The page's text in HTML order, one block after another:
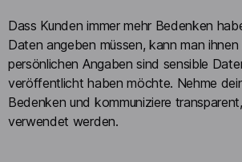
Dass Kunden immer mehr Bedenken
Daten angeben müssen, kann man
persönlichen Angaben sind sensible
veröffentlicht haben möchte. Nehme
Bedenken und kommuniziere
verwendet werden.